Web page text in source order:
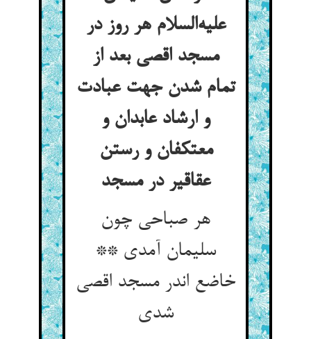
علیه‌السلام هر روز در
مسجد اقصی بعد از
تمام شدن جهت عبادت
و ارشاد عابدان و
معتکفان و رستن
عقاقیر در مسجد
هر صباحی چون
سلیمان آمدی **
خاضع اندر مسجد اقصی
شدی